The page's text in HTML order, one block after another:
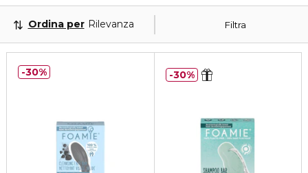
Filtra
Ordina per Rilevanza
30% 30%